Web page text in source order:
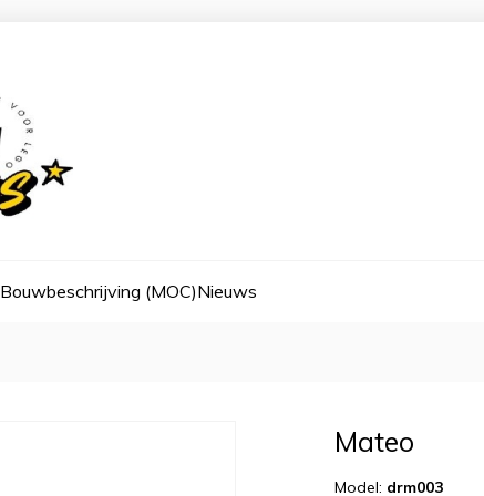
Bouwbeschrijving (MOC)Nieuws
Mateo
Model: drm003